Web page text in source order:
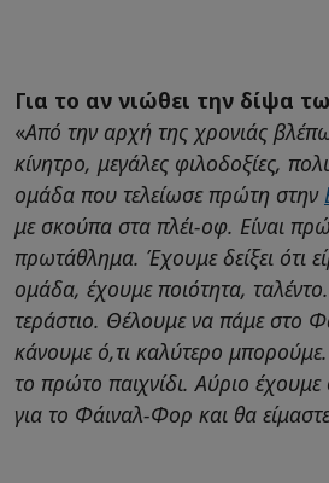
Για το αν νιώθει την δίψα
«Από την αρχή της χρονιάς
κίνητρο, μεγάλες φιλοδοξίες,
ομάδα που τελείωσε πρώτη στην
με σκούπα στα πλέι-οφ. Είναι
πρωτάθλημα. Έχουμε δείξει ότι
ομάδα, έχουμε ποιότητα, ταλέντο.
τεράστιο. Θέλουμε να πάμε στο
κάνουμε ό,τι καλύτερο
το πρώτο παιχνίδι. Αύριο
για το Φάιναλ-Φορ και θα είμαστε